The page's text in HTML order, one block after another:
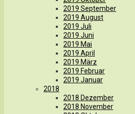
2019 September
2019 August
2019 Juli
2019 Juni
2019 Mai
2019 April
2019 März
2019 Februar
2019 Januar
2018
2018 Dezember
2018 November